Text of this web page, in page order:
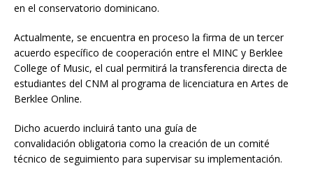
en el conservatorio dominicano.
Actualmente, se encuentra en proceso la firma de un tercer
acuerdo específico de cooperación entre el MINC y Berklee
College of Music, el cual permitirá la transferencia directa de
estudiantes del CNM al programa de licenciatura en Artes de
Berklee Online.
Dicho acuerdo incluirá tanto una guía de
convalidación obligatoria como la creación de un comité
técnico de seguimiento para supervisar su implementación.